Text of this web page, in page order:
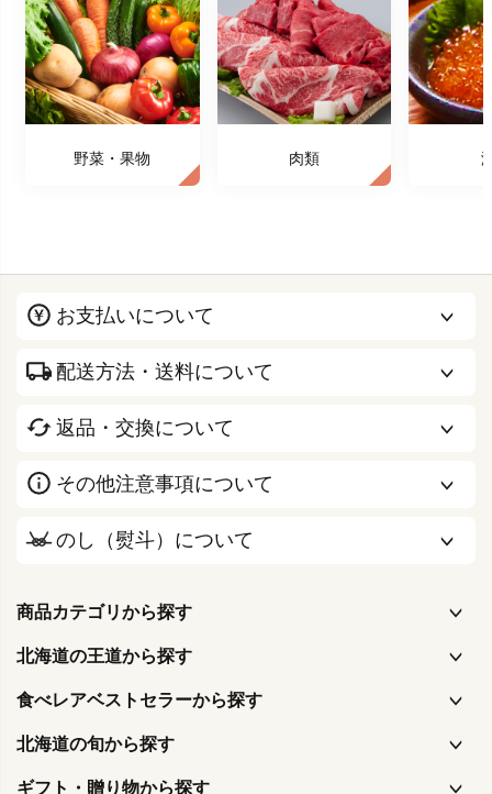
野菜・果物 肉類
お支払いについて
配送方法・送料について
返品・交換について
その他注意事項について
のし（熨斗）について
商品カテゴリから探す
北海道の王道から探す
食べレアベストセラーから探す
北海道の旬から探す
ギフト・贈り物から探す